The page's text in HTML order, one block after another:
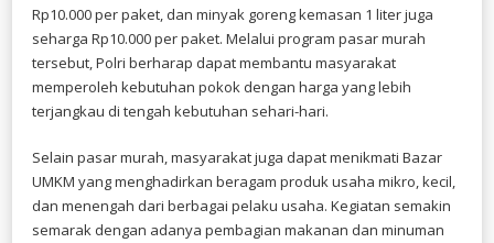
Rp10.000 per paket, dan minyak goreng kemasan 1 liter juga
seharga Rp10.000 per paket. Melalui program pasar murah
tersebut, Polri berharap dapat membantu masyarakat
memperoleh kebutuhan pokok dengan harga yang lebih
terjangkau di tengah kebutuhan sehari-hari.
Selain pasar murah, masyarakat juga dapat menikmati Bazar
UMKM yang menghadirkan beragam produk usaha mikro, kecil,
dan menengah dari berbagai pelaku usaha. Kegiatan semakin
semarak dengan adanya pembagian makanan dan minuman